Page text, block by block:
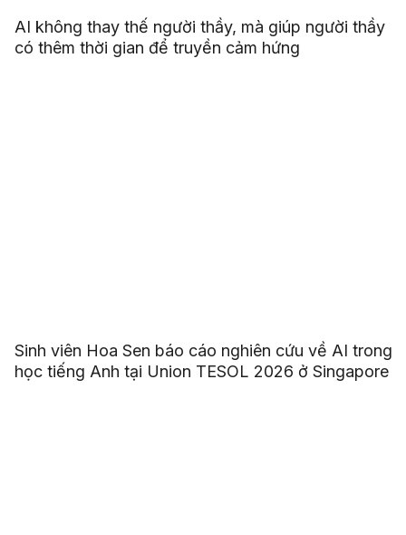
AI không thay thế người thầy, mà giúp người thầy
có thêm thời gian để truyền cảm hứng
Sinh viên Hoa Sen báo cáo nghiên cứu về AI trong
học tiếng Anh tại Union TESOL 2026 ở Singapore